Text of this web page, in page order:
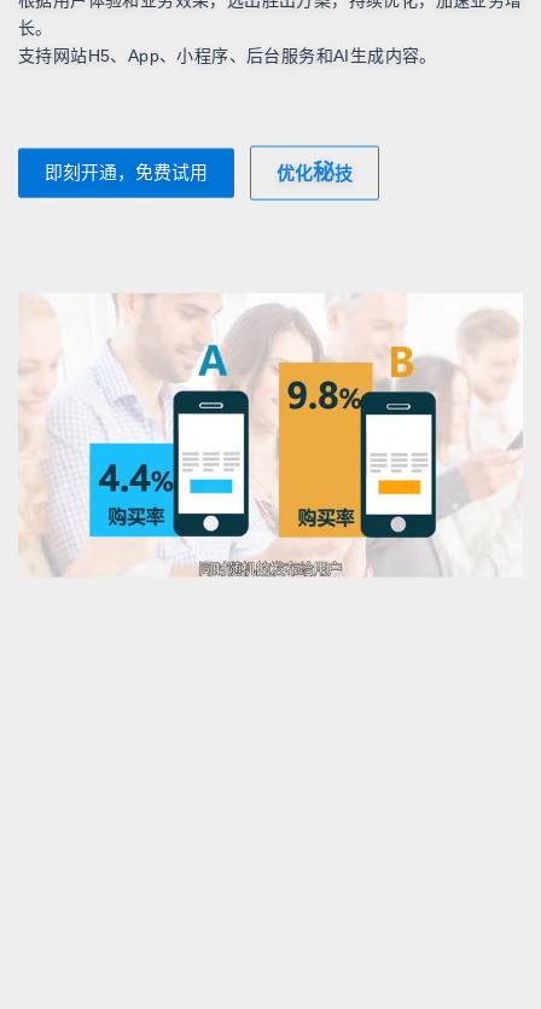
长。
支持网站H5、App、小程序、后台服务和AI生成内容。
即刻开通，免费试用 优化秘技